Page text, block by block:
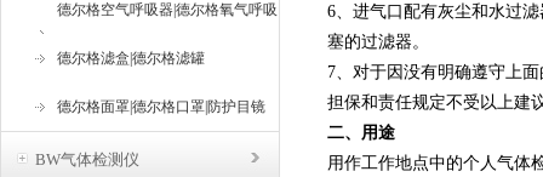
德尔格空气呼吸器|德尔格氧气呼吸
器
德尔格滤盒|德尔格滤罐
德尔格面罩|德尔格口罩|防护目镜
BW气体检测仪
6、进气口配有灰尘和水过
塞的过滤器。
7、对于因没有明确遵守上
担保和责任规定不受以上建
二、用途
用作工作地点中的个人气体